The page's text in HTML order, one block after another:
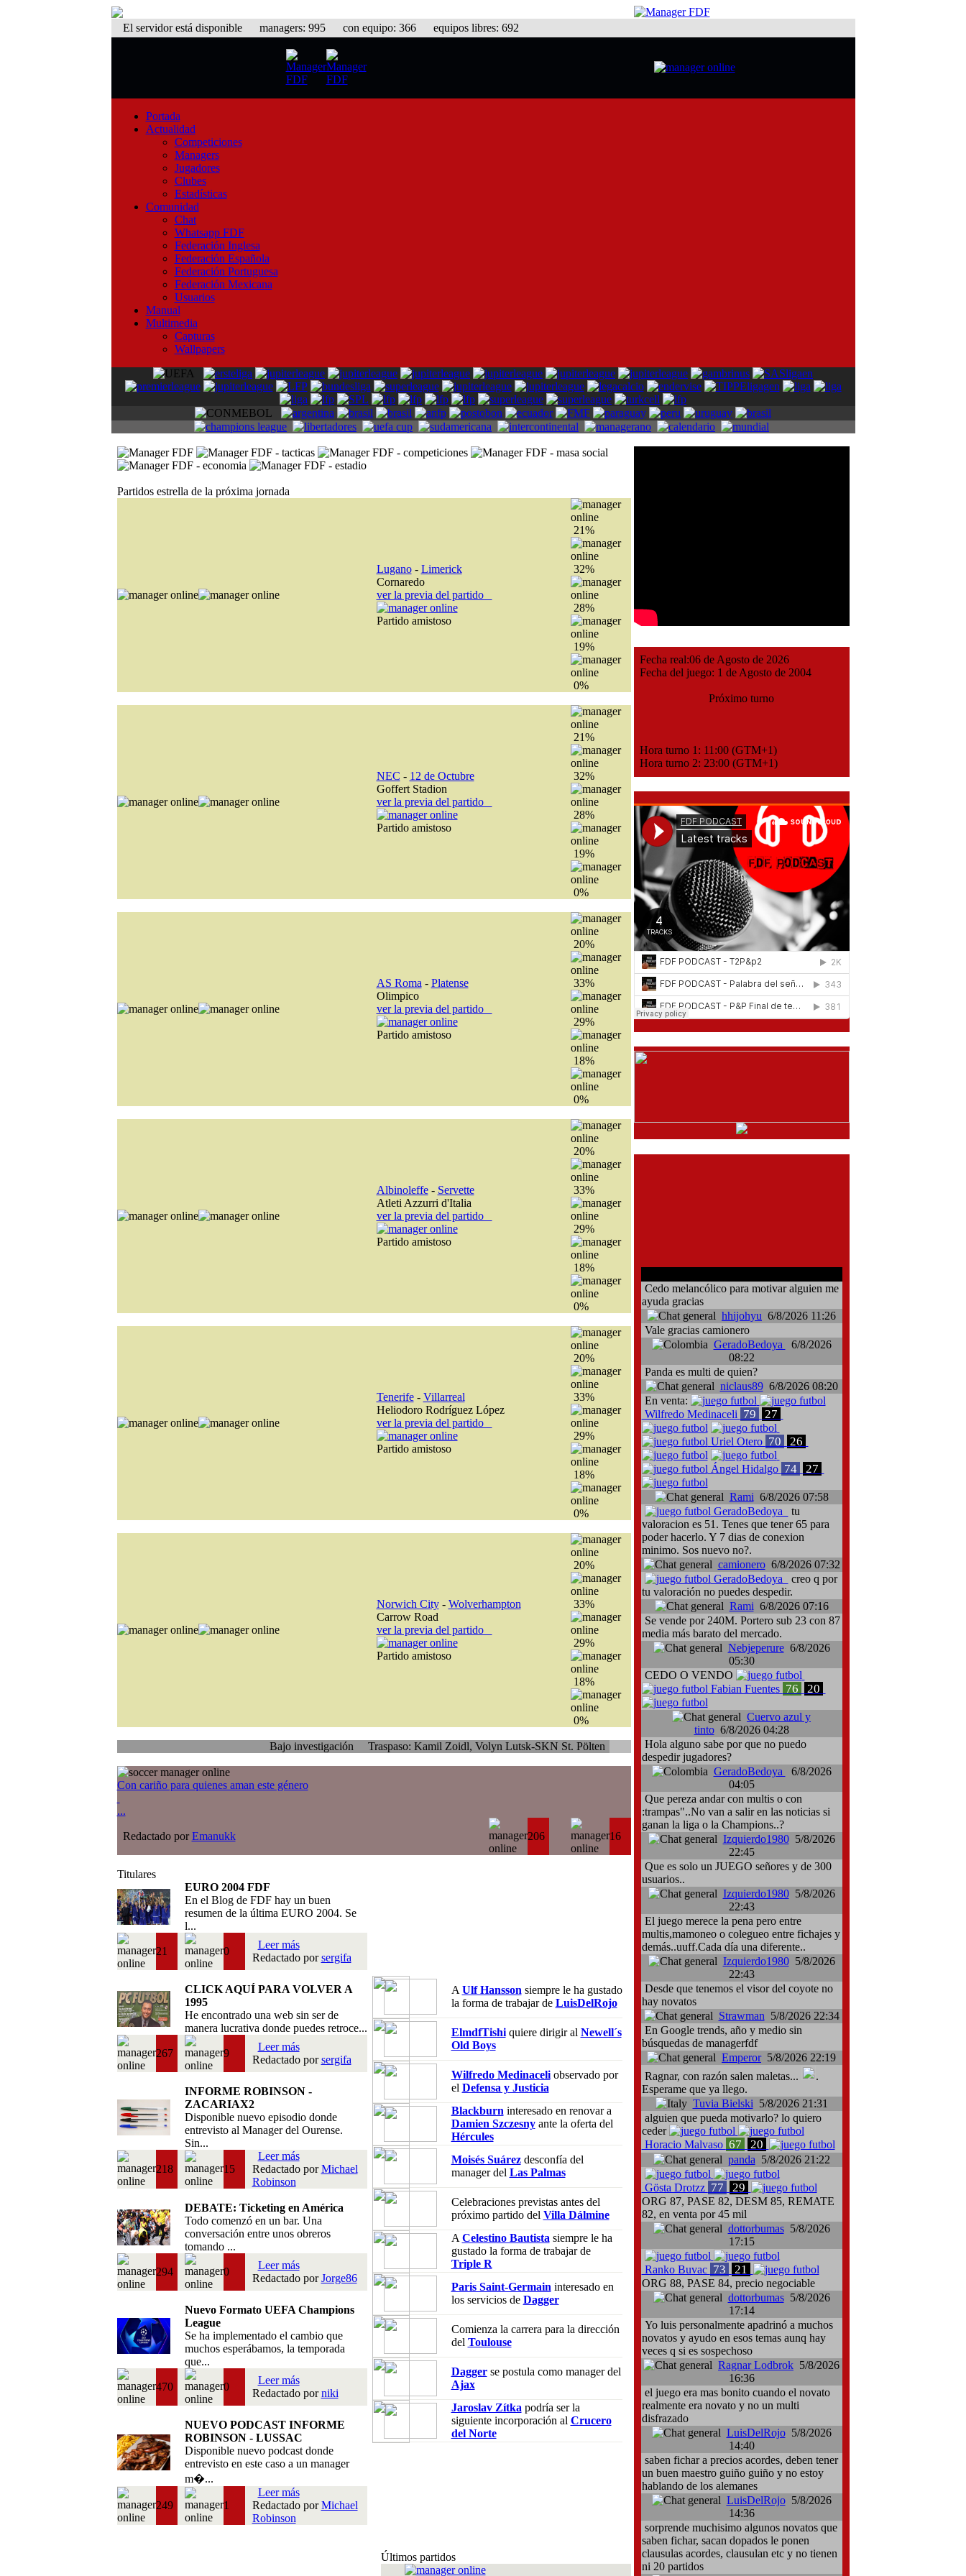
El servidor está disponiblemanagers: 995 con equipo: 366 equipos libres: 692
Portada
Actualidad
Competiciones
Managers
Jugadores
Clubes
Estadísticas
Comunidad
Chat
Whatsapp FDF
Federación Inglesa
Federación Española
Federación Portuguesa
Federación Mexicana
Usuarios
Manual
Multimedia
Capturas
Wallpapers
Partidos estrella de la próxima jornada
Lugano- Limerick
Cornaredo
ver la previa del partido
Partido amistoso
21%
32%
28%
19%
0%
NEC - 12 de Octubre
Goffert Stadion
ver la previa del partido
Partido amistoso
21%
32%
28%
19%
0%
AS Roma - Platense
Olimpico
ver la previa del partido
Partido amistoso
20%
33%
29%
18%
0%
Albinoleffe- Servette
Atleti Azzurri d'Italia
ver la previa del partido
Partido amistoso
20%
33%
29%
18%
0%
Tenerife- Villarreal
Heliodoro Rodríguez López
ver la previa del partido
Partido amistoso
20%
33%
29%
18%
0%
Norwich City- Wolverhampton
Carrow Road
ver la previa del partido
Partido amistoso
20%
33%
29%
18%
0%
Bajo investigación Traspaso: Kamil Zoidl, Volyn Lutsk-SKN St. Pölten
Con cariño para quienes aman este género
...
Redactado porEmanukk 206 16
Titulares
EURO 2004 FDF
En el Blog de FDF hay un buen
resumen de la última EURO 2004. Se
l...
21 0
Leer más
Redactado porsergifa
CLICK AQUÍ PARA VOLVER A
1995
He encontrado una web sin ser de
manera lucrativa donde puedes retroce...
267 9
Leer más
Redactado porsergifa
INFORME ROBINSON -
ZACARIAX2
Disponible nuevo episodio donde
entrevisto al Manager del Ourense.
Sin...
218 15
Leer más
Redactado porMichael
Robinson
DEBATE: Ticketing en América
Todo comenzó en un bar. Una
conversación entre unos obreros
tomando ...
294 0
Leer más
Redactado porJorge86
Nuevo Formato UEFA Champions
League
Se ha implementado el cambio que
muchos esperábamos, la temporada
que...
470 0
Leer más
Redactado porniki
NUEVO PODCAST INFORME
ROBINSON - LUSSAC
Disponible nuevo podcast donde
entrevisto en este caso a un manager
m�...
249 1
Leer más
Redactado porMichael
Robinson
A Ulf Hansson siempre le ha gustado
la forma de trabajar de LuisDelRojo
ElmdfTishiquiere dirigir al Newell´s
Old Boys
Wilfredo Medinaceliobservado por
el Defensa y Justicia
Blackburn interesado en renovar a
Damien Szczesnyante la oferta del
Hércules
Moisés Suárezdesconfía del
manager del Las Palmas
Celebraciones previstas antes del
próximo partido del Villa Dálmine
A Celestino Bautista siempre le ha
gustado la forma de trabajar de
Triple R
Paris Saint-Germain interesado en
los servicios de Dagger
Comienza la carrera para la dirección
del Toulouse
Daggerse postula como manager del
Ajax
Jaroslav Zítka podría ser la
siguiente incorporación al Crucero
del Norte
Últimos partidos
Fecha real:06 de Agosto de 2026
Fecha del juego: 1 de Agosto de 2004
Próximo turno
Hora turno 1: 11:00 (GTM+1)
Hora turno 2: 23:00 (GTM+1)
Cedo melancólico para motivar alguien me
ayuda gracias
hhijohyu 6/8/2026 11:26
Vale gracias camionero
GeradoBedoya
6/8/2026
08:22
Panda es multi de quien?
niclaus896/8/2026 08:20
En venta:
Wilfredo Medinaceli 79 27
Uriel Otero 70 26
Ángel Hidalgo 74 27
Rami 6/8/2026 07:58
GeradoBedoya
tu
valoracion es 51. Tenes que tener 65 para
poder hacerlo. Y 7 dias de conexion
minimo. Sos nuevo no?.
camionero6/8/2026 07:32
GeradoBedoya
creo q por
tu valoración no puedes despedir.
Rami 6/8/2026 07:16
Se vende por 240M. Portero sub 23 con 87
media más barato del mercado.
Nebjeperure6/8/2026
05:30
CEDO O VENDO
Fabian Fuentes 76 20
Cuervo azul y
tinto6/8/2026 04:28
Hola alguno sabe por que no puedo
despedir jugadores?
GeradoBedoya
6/8/2026
04:05
Que pereza andar con multis o con
:trampas"..No van a salir en las noticias si
ganan la liga o la Champions..?
Izquierdo19805/8/2026
22:45
Que es solo un JUEGO señores y de 300
usuarios..
Izquierdo19805/8/2026
22:43
El juego merece la pena pero entre
multis,mamoneo o colegueo entre fichajes y
demás..uuff.Cada día una diferente..
Izquierdo19805/8/2026
22:43
Desde que tenemos el visor del coyote no
hay novatos
Strawman 5/8/2026 22:34
En Google trends, año y medio sin
búsquedas de managerfdf
Emperor5/8/2026 22:19
Ragnar, con razón salen maletas...
.
Esperame que ya llego.
Tuvia Bielski 5/8/2026 21:31
alguien que pueda motivarlo? lo quiero
ceder
Horacio Malvaso 67 20
panda 5/8/2026 21:22
Gösta Drotzz 77 29
ORG 87, PASE 82, DESM 85, REMATE
82, en venta por 45 mil
dottorbumas5/8/2026
17:15
Ranko Buvac 73 21
ORG 88, PASE 84, precio negociable
dottorbumas5/8/2026
17:14
Yo luis personalmente apadrinó a muchos
novatos y ayudo en esos temas aunq hay
veces q si es sospechoso
Ragnar Lodbrok 5/8/2026
16:36
el juego era mas bonito cuando el novato
realmente era novato y no un multi
disfrazado
LuisDelRojo5/8/2026
14:40
saben fichar a precios acordes, deben tener
un buen maestro guiño guiño y no estoy
hablando de los alemanes
LuisDelRojo5/8/2026
14:36
sorprende muchisimo algunos novatos que
saben fichar, sacan dopados le ponen
clausulas acordes, clausulan etc y no tienen
ni 20 partidos